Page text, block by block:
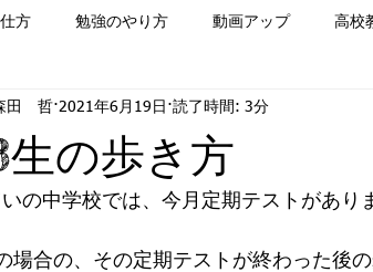
方 勉強のやり方 動画アップ 高校
事 教育事情 ジ・アフター
生の歩き方
田 哲 2021年6月19日 読了時間: 3分
いの中学校では、今月定期テストがあ
場合の、その定期テストが終わった後